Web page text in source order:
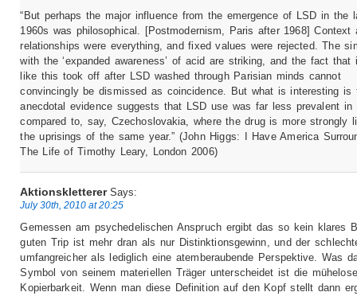
“But perhaps the major influence from the emergence of LSD in the
1960s was philosophical. [Postmodernism, Paris after 1968] Context
relationships were everything, and fixed values were rejected. The
with the ‘expanded awareness’ of acid are striking, and the fact that
like this took off after LSD washed through Parisian minds cannot
convincingly be dismissed as coincidence. But what is interesting is
anecdotal evidence suggests that LSD use was far less prevalent in
compared to, say, Czechoslovakia, where the drug is more strongly
the uprisings of the same year.” (John Higgs: I Have America
The Life of Timothy Leary, London 2006)
AktionsklettererSays:
July 30th, 2010 at 20:25
Gemessen am psychedelischen Anspruch ergibt das so kein klares
guten Trip ist mehr dran als nur Distinktionsgewinn, und der
umfangreicher als lediglich eine atemberaubende Perspektive. Was
Symbol von seinem materiellen Träger unterscheidet ist die mühelose
Kopierbarkeit. Wenn man diese Definition auf den Kopf stellt dann